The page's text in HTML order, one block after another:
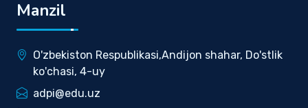
Manzil
O'zbekiston Respublikasi,Andijon shahar, Do'stlik
ko'chasi, 4-uy
adpi@edu.uz